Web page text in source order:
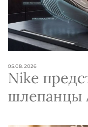
05.08. 2026
Nike
шлепанцы